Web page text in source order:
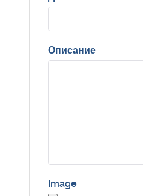
Описание
Image